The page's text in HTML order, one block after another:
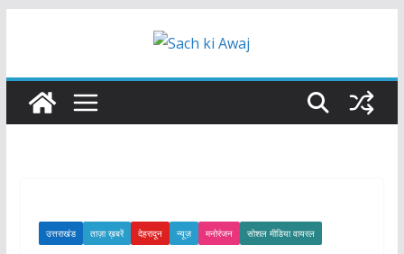
उत्तराखंड ताज़ा ख़बरें देहरादून न्यूज़ मनोरंजन सोशल मीडिया वायरल